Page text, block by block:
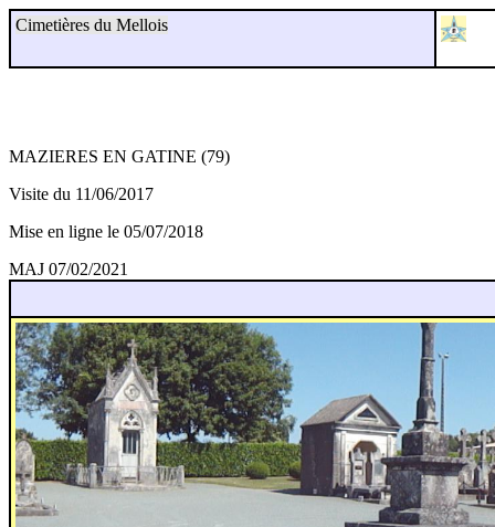
Cimetières du Mellois
MAZIERES EN GATINE (79)
Visite du 11/06/2017
Mise en ligne le 05/07/2018
MAJ 07/02/2021